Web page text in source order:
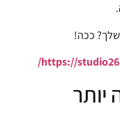
ככה!
https://